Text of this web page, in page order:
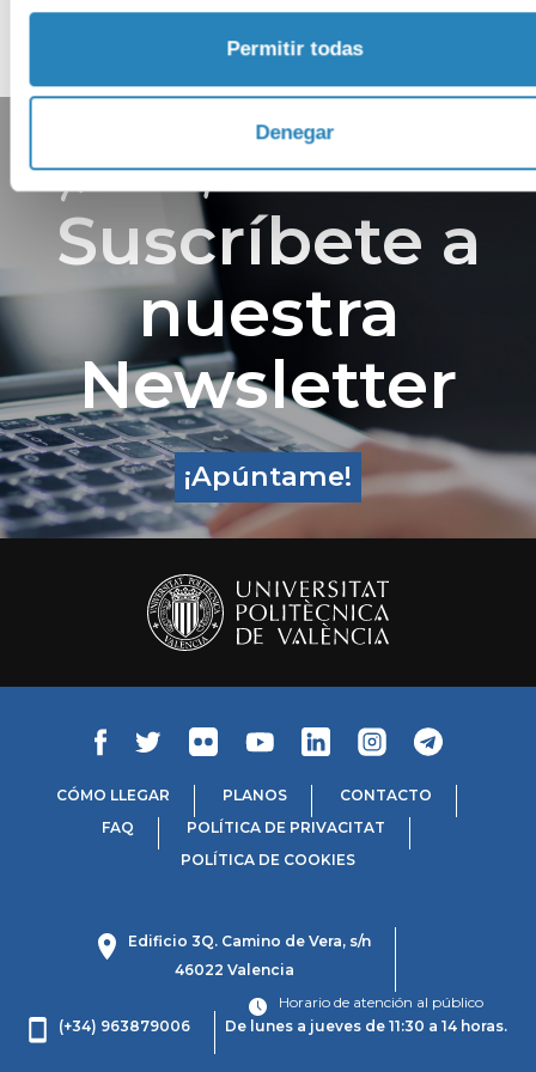
Permitir todas
Denegar
¡No te pierdas nada!
Suscríbete a
nuestra
Newsletter
¡Apúntame!
Edificio 3Q. Camino de Vera, s/n
46022 Valencia
(+34) 963879006
Horario de atención al público
De lunes a jueves de 11:30 a 14 horas.
CÓMO LLEGAR PLANOS
CONTACTO
FAQ
POLÍTICA DE PRIVACITAT
POLÍTICA DE COOKIES